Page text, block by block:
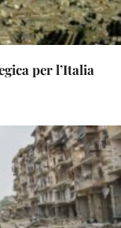
per l’Italia